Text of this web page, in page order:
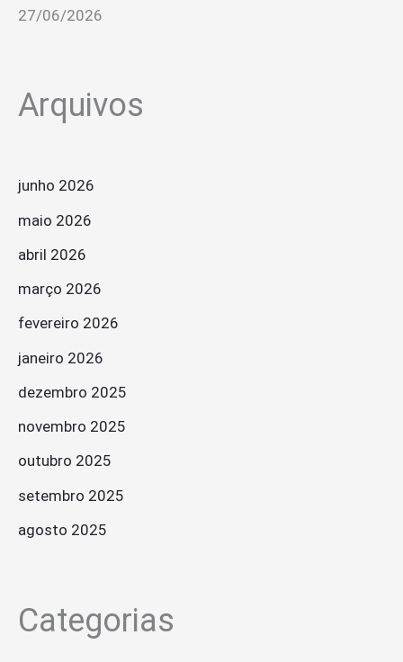
27/06/2026
Arquivos
junho 2026
maio 2026
abril 2026
março 2026
fevereiro 2026
janeiro 2026
dezembro 2025
novembro 2025
outubro 2025
setembro 2025
agosto 2025
Categorias